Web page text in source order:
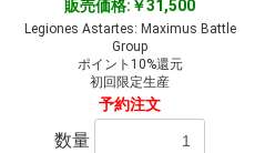
販売価格:￥31,500
Legiones Astartes: Maximus Battle
Group
ポイント10%還元
初回限定生産
予約注文
数量